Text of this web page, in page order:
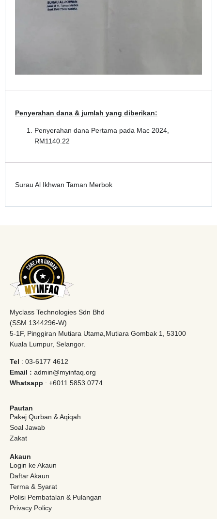
Penyerahan dana & jumlah yang diberikan:
Penyerahan dana Pertama pada Mac 2024,
RM1140.22
Surau Al Ikhwan Taman Merbok
Myclass Technologies Sdn Bhd
(SSM 1344296-W)
5-1F, Pinggiran Mutiara Utama,Mutiara Gombak 1, 53100
Kuala Lumpur, Selangor.
Tel : 03-6177 4612
Email : admin@myinfaq.org
Whatsapp : +6011 5853 0774
Pautan
Pakej Qurban & Aqiqah
Soal Jawab
Zakat
Akaun
Login ke Akaun
Daftar Akaun
Terma & Syarat
Polisi Pembatalan & Pulangan
Privacy Policy